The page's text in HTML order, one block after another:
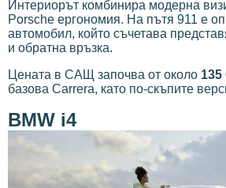
Интериорът комбинира модерна
Porsche ергономия. На пътя 911 е
автомобил, който съчетава
и обратна връзка.
Цената в САЩ започва от около 135
базова Carrera, като по-скъпите
BMW i4